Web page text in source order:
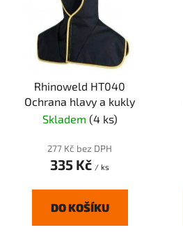
Rhinoweld HT040
Ochrana hlavy a kukly
Skladem (4 ks)
277 Kč bez DPH
335 Kč / ks
DO KOŠÍKU